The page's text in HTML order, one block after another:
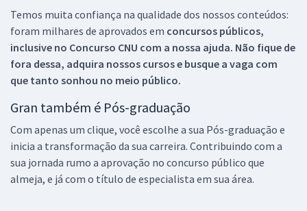
Temos muita confiança na qualidade dos nossos conteúdos:
foram milhares de aprovados em concursos públicos,
inclusive no Concurso CNU com a nossa ajuda. Não fique de
fora dessa, adquira nossos cursos e busque a vaga com
que tanto sonhou no meio público.
Gran também é Pós-graduação
Com apenas um clique, você escolhe a sua Pós-graduação e
inicia a transformação da sua carreira. Contribuindo com a
sua jornada rumo a aprovação no concurso público que
almeja, e já com o título de especialista em sua área.